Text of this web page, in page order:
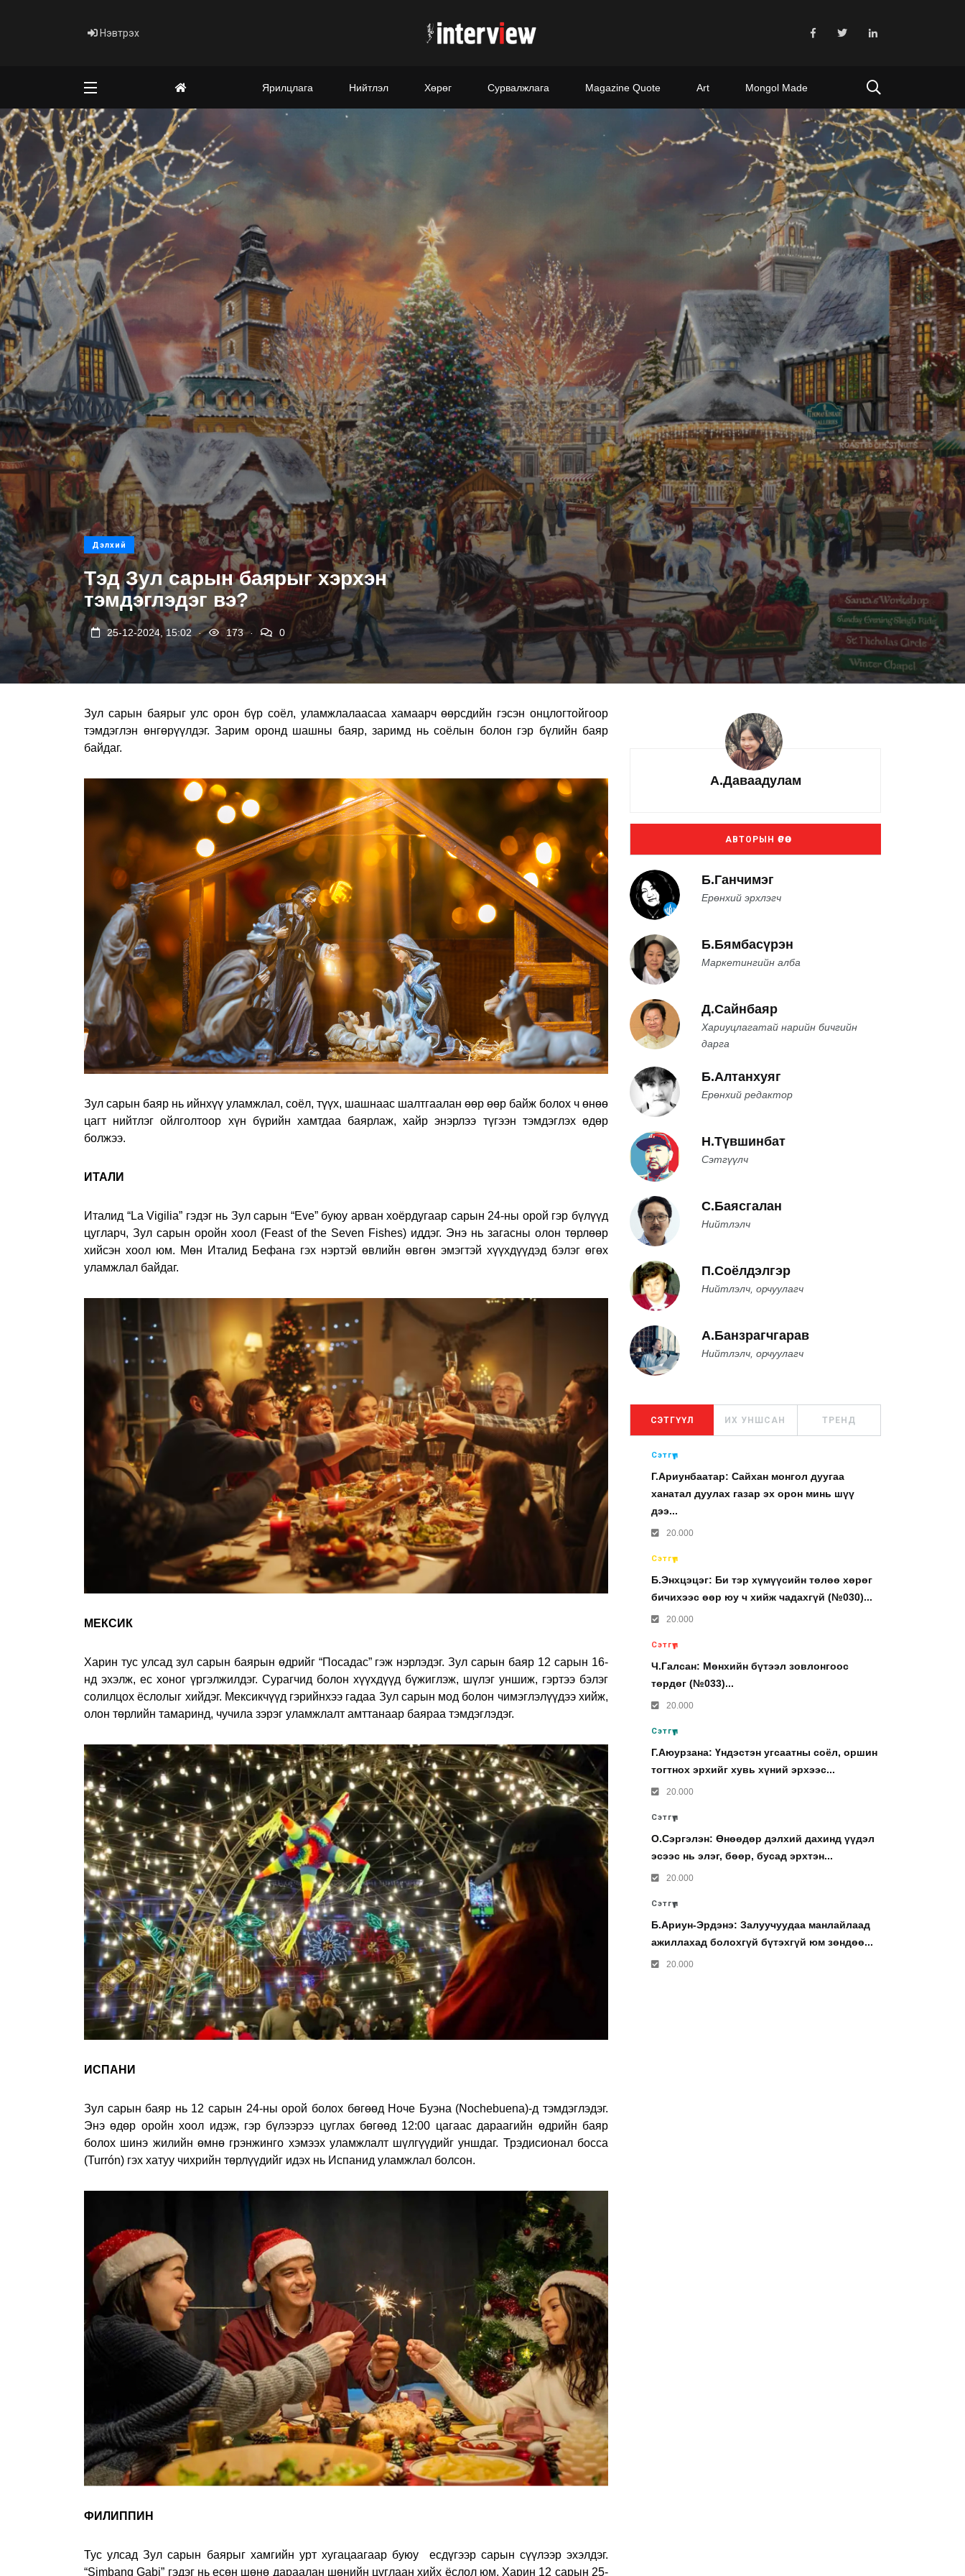
Нэвтрэх
Ярилцлага Нийтлэл Хөрөг Сурвалжлага Magazine Quote Art Mongol Made
Дэлхий
Тэд Зул сарын баярыг хэрхэн
тэмдэглэдэг вэ?
25-12-2024, 15:02 . 173 0
Зул сарын баярыг улс орон бүр соёл, уламжлалаасаа хамаарч өөрсдийн гэсэн онцлогтойгоор
тэмдэглэн өнгөрүүлдэг. Зарим оронд шашны баяр, заримд нь соёлын болон гэр бүлийн баяр
байдаг.
Зул сарын баяр нь ийнхүү уламжлал, соёл, түүх, шашнаас шалтгаалан өөр өөр байж болох ч өнөө
цагт нийтлэг ойлголтоор хүн бүрийн хамтдаа баярлаж, хайр энэрлээ түгээн тэмдэглэх өдөр
болжээ.
ИТАЛИ
Италид “La Vigilia” гэдэг нь Зул сарын “Eve” буюу арван хоёрдугаар сарын 24-ны орой гэр бүлүүд
цугларч, Зул сарын оройн хоол (Feast of the Seven Fishes) иддэг. Энэ нь загасны олон төрлөөр
хийсэн хоол юм. Мөн Италид Бефана гэх нэртэй өвлийн өвгөн эмэгтэй хүүхдүүдэд бэлэг өгөх
уламжлал байдаг.
МЕКСИК
Харин тус улсад зул сарын баярын өдрийг “Посадас” гэж нэрлэдэг. Зул сарын баяр 12 сарын 16-
нд эхэлж, ес хоног үргэлжилдэг. Сурагчид болон хүүхдүүд бүжиглэж, шүлэг уншиж, гэртээ бэлэг
солилцох ёслолыг хийдэг. Мексикчүүд гэрийнхээ гадаа Зул сарын мод болон чимэглэлүүдээ хийж,
олон төрлийн тамаринд, чучила зэрэг уламжлалт амттанаар баяраа тэмдэглэдэг.
ИСПАНИ
Зул сарын баяр нь 12 сарын 24-ны орой болох бөгөөд Ноче Буэна (Nochebuena)-д тэмдэглэдэг.
Энэ өдөр оройн хоол идэж, гэр бүлээрээ цуглах бөгөөд 12:00 цагаас дараагийн өдрийн баяр
болох шинэ жилийн өмнө грэнжинго хэмээх уламжлалт шүлгүүдийг уншдаг. Трэдисионал босса
(Turrón) гэх хатуу чихрийн төрлүүдийг идэх нь Испанид уламжлал болсон.
ФИЛИППИН
Тус улсад Зул сарын баярыг хамгийн урт хугацаагаар буюу
есдүгээр сарын сүүлээр эхэлдэг.
“Simbang Gabi” гэдэг нь есөн шөнө дараалан шөнийн цуглаан хийх ёслол юм. Харин 12 сарын 25-
А.Даваадулам
АВТОРЫН ӨРӨӨ
Б.Ганчимэг
Ерөнхий эрхлэгч
Б.Бямбасүрэн
Маркетингийн алба
Д.Сайнбаяр
Хариуцлагатай нарийн бичгийн
дарга
Б.Алтанхуяг
Ерөнхий редактор
Н.Түвшинбат
Сэтгүүлч
С.Баясгалан
Нийтлэлч
П.Соёлдэлгэр
Нийтлэлч, орчуулагч
А.Банзрагчгарав
Нийтлэлч, орчуулагч
СЭТГҮҮЛ ИХ УНШСАН ТРЕНД
Сэтгүүл
Г.Ариунбаатар: Сайхан монгол дуугаа
ханатал дуулах газар эх орон минь шүү
дээ...
20.000
Сэтгүүл
Б.Энхцэцэг: Би тэр хүмүүсийн төлөө хөрөг
бичихээс өөр юу ч хийж чадахгүй (№030)...
20.000
Сэтгүүл
Ч.Галсан: Мөнхийн бүтээл зовлонгоос
төрдөг (№033)...
20.000
Сэтгүүл
Г.Аюурзана: Үндэстэн угсаатны соёл, оршин
тогтнох эрхийг хувь хүний эрхээс...
20.000
Сэтгүүл
О.Сэргэлэн: Өнөөдөр дэлхий дахинд үүдэл
эсээс нь элэг, бөөр, бусад эрхтэн...
20.000
Сэтгүүл
Б.Ариун-Эрдэнэ: Залуучуудаа манлайлаад
ажиллахад болохгүй бүтэхгүй юм зөндөө...
20.000